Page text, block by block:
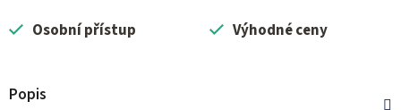
Osobní přístup Výhodné ceny
Popis